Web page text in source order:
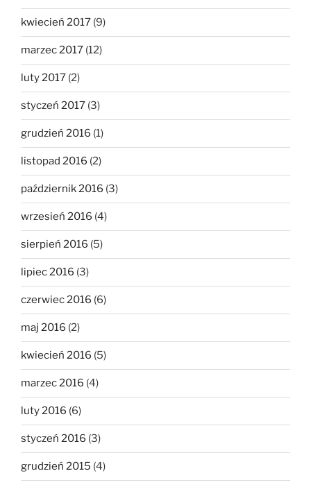
kwiecień 2017 (9)
marzec 2017 (12)
luty 2017 (2)
styczeń 2017 (3)
grudzień 2016 (1)
listopad 2016 (2)
październik 2016 (3)
wrzesień 2016 (4)
sierpień 2016 (5)
lipiec 2016 (3)
czerwiec 2016 (6)
maj 2016 (2)
kwiecień 2016 (5)
marzec 2016 (4)
luty 2016 (6)
styczeń 2016 (3)
grudzień 2015 (4)